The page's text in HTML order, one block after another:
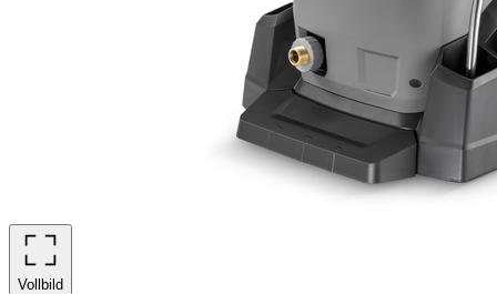
Vollbild